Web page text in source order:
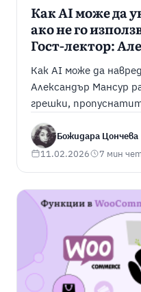
Как AI може да
ако не го
Гост-лектор:
Как AI може да
Александър Мансур
грешки,
използвате AI умно и
Божидара Цончева
11.02.2026 7 мин